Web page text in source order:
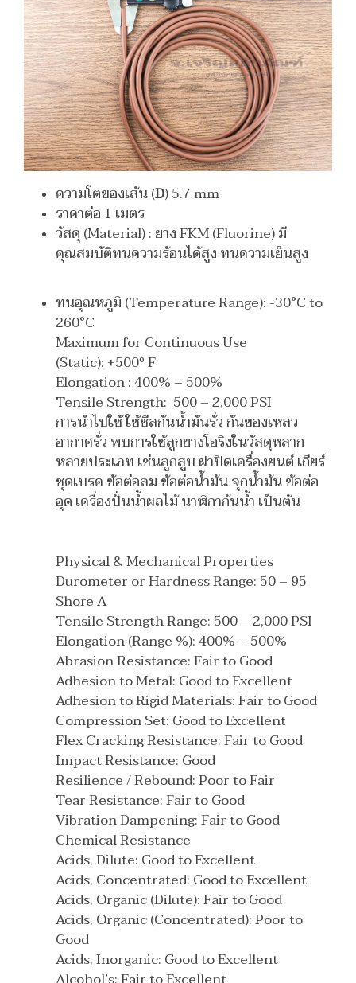
ความโตของเส้น (D) 5.7 mm
ราคาต่อ 1 เมตร
วัสดุ (Material) : ยาง FKM (Fluorine) มี
คุณสมบัติทนความร้อนได้สูง ทนความเย็นสูง
ทนอุณหภูมิ (Temperature Range): -30°C to
260°C
Maximum for Continuous Use
(Static): +500º F
Elongation : 400% – 500%
Tensile Strength: 500 – 2,000 PSI
การนำไปใช้ ใช้ซีลกันน้ำมันรั่ว กันของเหลว
อากาศรั่ว พบการใช้ลูกยางโอริงในวัสดุหลาก
หลายประเภท เช่นลูกสูบ ฝาปิดเครื่องยนต์ เกียร์
ชุดเบรค ข้อต่อลม ข้อต่อน้ำมัน จุกน้ำมัน ข้อต่อ
อุด เครื่องปั่นน้ำผลไม้ นาฬิกากันน้ำ เป็นต้น
Physical & Mechanical Properties
Durometer or Hardness Range: 50 – 95
Shore A
Tensile Strength Range: 500 – 2,000 PSI
Elongation (Range %): 400% – 500%
Abrasion Resistance: Fair to Good
Adhesion to Metal: Good to Excellent
Adhesion to Rigid Materials: Fair to Good
Compression Set: Good to Excellent
Flex Cracking Resistance: Fair to Good
Impact Resistance: Good
Resilience / Rebound: Poor to Fair
Tear Resistance: Fair to Good
Vibration Dampening: Fair to Good
Chemical Resistance
Acids, Dilute: Good to Excellent
Acids, Concentrated: Good to Excellent
Acids, Organic (Dilute): Fair to Good
Acids, Organic (Concentrated): Poor to
Good
Acids, Inorganic: Good to Excellent